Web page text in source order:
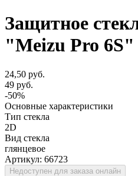
Защитное
"Meizu Pro 6S"
24,50 руб.
49 руб.
-50%
Основные характеристики
Тип стекла
2D
Вид стекла
глянцевое
Артикул: 66723
Недоступен для заказа онлайн